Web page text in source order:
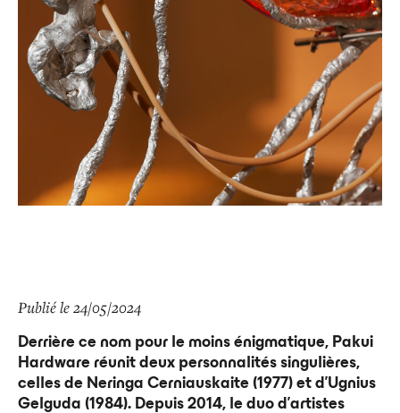
Publié le 24/05/2024
Derrière ce nom pour le moins énigmatique, Pakui
Hardware réunit deux personnalités singulières,
celles de Neringa Cerniauskaite (1977) et d’Ugnius
Gelguda (1984). Depuis 2014, le duo d’artistes